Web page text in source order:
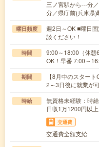
三ノ宮駅から---分
分／県庁前(兵庫県
曜日頻度
週2日～OK ■曜日
談ください！
時間
9:00～18:00（休憩
OK！早番 7:00～
期間
【8月中のスター
2～3日後に就業が
時給
無資格未経験：
日収1万1200円以上
交通費
交通費全額支給